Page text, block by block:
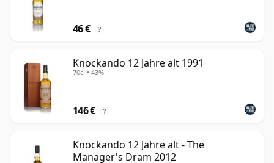
46 € ?
Knockando 12 Jahre alt 1991
70cl • 43%
146 € ?
Knockando 12 Jahre alt - The
Manager's Dram 2012